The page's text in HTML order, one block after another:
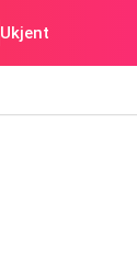
Ukjent